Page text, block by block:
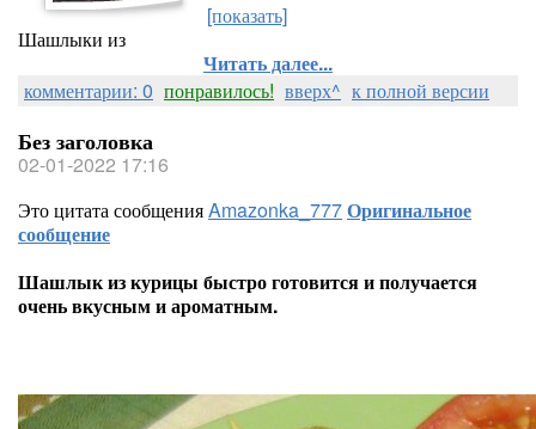
[показать]
Шашлыки из
Читать далее...
комментарии: 0 понравилось! вверх^ к полной версии
Без заголовка
02-01-2022 17:16
Это цитата сообщенияAmazonka_777Оригинальное
сообщение
Шашлык из курицы быстро готовится и получается
очень вкусным и ароматным.